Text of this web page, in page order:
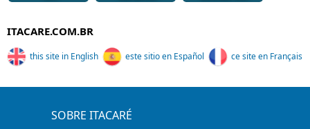
ITACARE.COM.BR
this site in English este sitio en Español ce site en Français
SOBRE ITACARÉ